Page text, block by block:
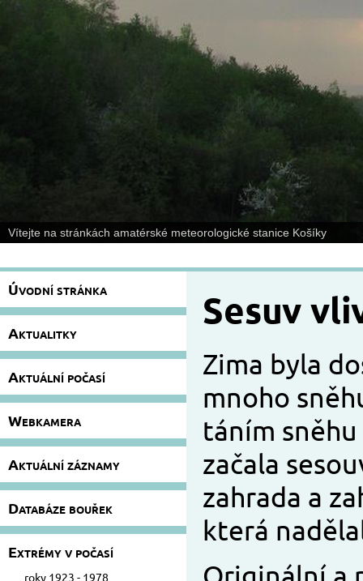
Vítejte na stránkách amatérské meteorologické stanice Košíky
Úvodní stránka
Aktualitky
Aktuální počasí
Webkamera
Aktuální záznamy
Databáze bouřek
Extrémy v počasí
roky 1923 - 1978
Sesuv
Zima byla
mnoho
táním
začala
zahrada a
která